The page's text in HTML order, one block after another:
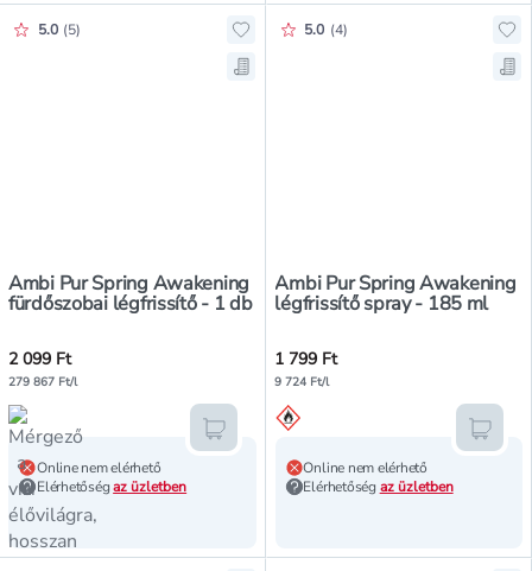
Ambi Pur Spring Awakening
fürdőszobai légfrissítő - 1 db
Értékelés pontszáma:
5.0 (5)
Hozzáadás a kedvencekhez,
Mentés a bevásárló listára, Ambi
2 099 Ft
279 867 Ft/l
Online nem elérhető
Elérhetőségaz üzletben
Kosárba teszem
Ambi Pur Spring Awakening
légfrissítő spray - 185 ml
Értékelés pontszáma:
5.0 (4)
1 799 Ft
9 724 Ft/l
Online nem elérhető
Elérhetőség az üzletben